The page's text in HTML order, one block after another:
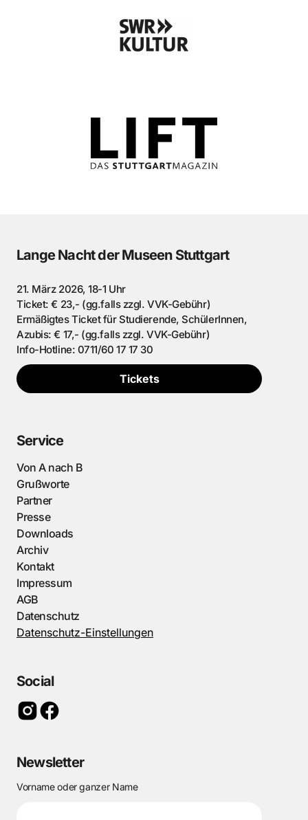
Lange Nacht der Museen Stuttgart
21. März 2026, 18-1 Uhr
Ticket: € 23,- (gg.falls zzgl. VVK-Gebühr)
Ermäßigtes Ticket für Studierende, SchülerInnen,
Azubis: € 17,- (gg.falls zzgl. VVK-Gebühr)
Info-Hotline: 0711/60 17 17 30
Tickets
Service
Von A nach B
Grußworte
Partner
Presse
Downloads
Archiv
Kontakt
Impressum
AGB
Datenschutz
Datenschutz-Einstellungen
Social
Newsletter
Vorname oder ganzer Name